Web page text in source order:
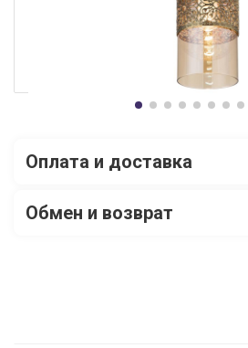
Оплата и доставка
Обмен и возврат